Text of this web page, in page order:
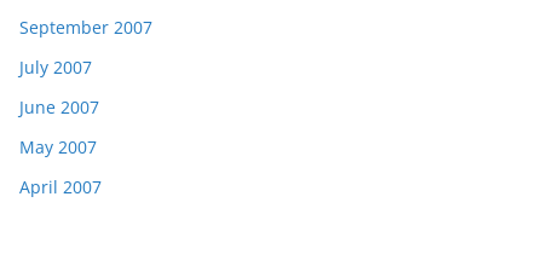
September 2007
July 2007
June 2007
May 2007
April 2007